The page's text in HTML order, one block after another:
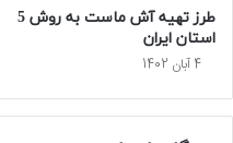
طرز تهیه آش ماست به روش 5
استان ایران
4 آبان 1402